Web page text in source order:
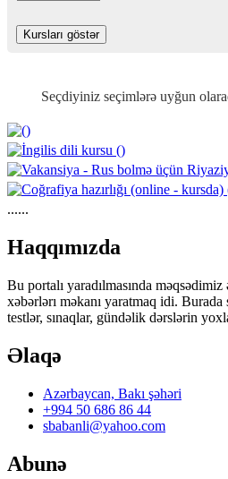
Seçdiyiniz seçimlərə uyğun
......
Haqqımızda
Bu portalı yaradılmasında
xəbərlərı məkanı yaratmaq idi.
testlər, sınaqlar, gündəlik dərslərin
Əlaqə
Azərbaycan, Bakı şəhəri
+994 50 686 86 44
sbabanli@yahoo.com
Abunə